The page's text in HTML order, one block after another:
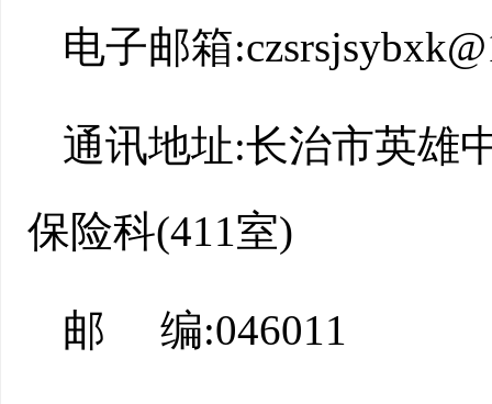
电子邮箱
通讯地址:长治市英雄
保险科(411室)
邮 编:046011